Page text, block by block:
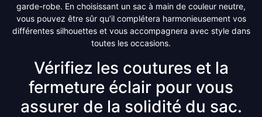
garde-robe. En choisissant un sac à main de couleur neutre,
vous pouvez être sûr qu’il complétera harmonieusement vos
différentes silhouettes et vous accompagnera avec style dans
toutes les occasions.
Vérifiez les coutures et la
fermeture éclair pour vous
assurer de la solidité du sac.